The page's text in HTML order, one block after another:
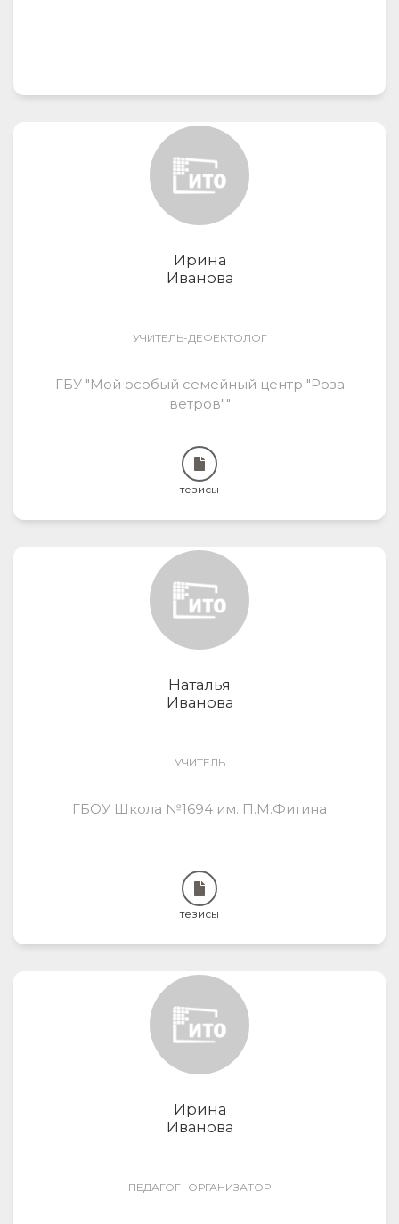
Ирина
Иванова
УЧИТЕЛЬ-ДЕФЕКТОЛОГ
ГБУ "Мой особый семейный центр "Роза
ветров""
тезисы
Наталья
Иванова
УЧИТЕЛЬ
ГБОУ Школа №1694 им. П.М.Фитина
тезисы
Ирина
Иванова
ПЕДАГОГ -ОРГАНИЗАТОР